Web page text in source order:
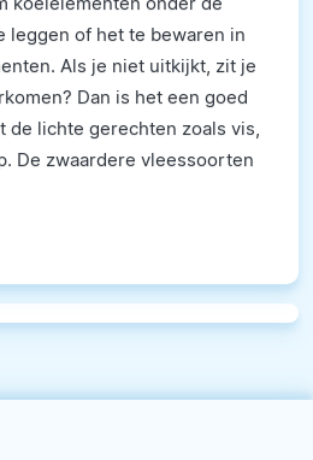
leggen of het te bewaren in
Als je niet uitkijkt, zit je
Dan is het een goed
de lichte gerechten zoals vis,
De zwaardere vleessoorten